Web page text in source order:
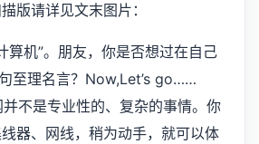
版请详见文末图片：
”。朋友，你是否想过在自己
至理名言？Now,Let’s go……
是专业性的、复杂的事情。你
器、网线，稍为动手，就可以体